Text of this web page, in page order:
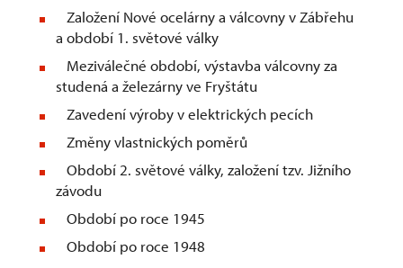
Založení Nové ocelárny a válcovny v Zábřehu
a období 1. světové války
Meziválečné období, výstavba válcovny za
studená a železárny ve Fryštátu
Zavedení výroby v elektrických pecích
Změny vlastnických poměrů
Období 2. světové války, založení tzv. Jižního
závodu
Období po roce 1945
Období po roce 1948